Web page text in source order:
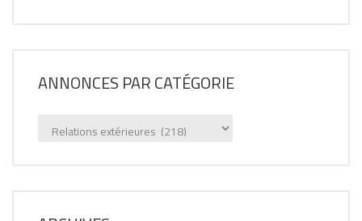
ANNONCES PAR CATÉGORIE
Annonces